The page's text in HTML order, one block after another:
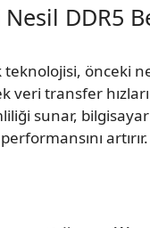
Nesil DDR5
teknolojisi, önceki
veri transfer
sunar,
performansını artırır.